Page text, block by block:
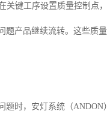
关键工序设置质量控制点
产品继续流转。这些质
题时，安灯系统（